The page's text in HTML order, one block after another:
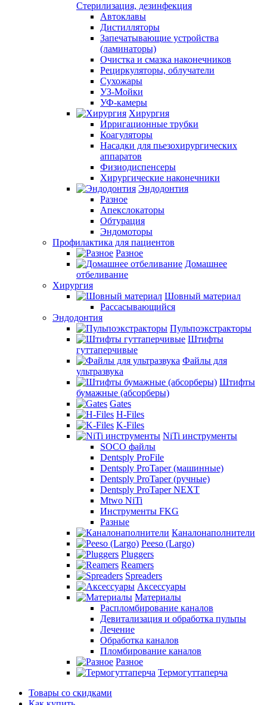
Стерилизация, дезинфекция
Автоклавы
Дистилляторы
Запечатывающие устройства
(ламинаторы)
Очистка и смазка наконечников
Рециркуляторы, облучатели
Сухожары
УЗ-Мойки
УФ-камеры
Хирургия
Ирригационные трубки
Коагуляторы
Насадки для пьезохирургических
аппаратов
Физиодиспенсеры
Хирургические наконечники
Эндодонтия
Разное
Апекслокаторы
Обтурация
Эндомоторы
Профилактика для пациентов
Разное
Домашнее
отбеливание
Хирургия
Шовный материал
Рассасывающийся
Эндодонтия
Пульпоэкстракторы
Штифты
гуттаперчивые
Файлы для
ультразвука
Штифты
бумажные (абсорберы)
Gates
H-Files
K-Files
NiTi инструменты
SOCO файлы
Dentsply ProFile
Dentsply ProTaper (машинные)
Dentsply ProTaper (ручные)
Dentsply ProTaper NEXT
Mtwo NiTi
Инструменты FKG
Разные
Каналонаполнители
Peeso (Largo)
Pluggers
Reamers
Spreaders
Аксессуары
Материалы
Распломбирование каналов
Девитализация и обработка пульпы
Лечение
Обработка каналов
Пломбирование каналов
Разное
Термогуттаперча
Товары со скидками